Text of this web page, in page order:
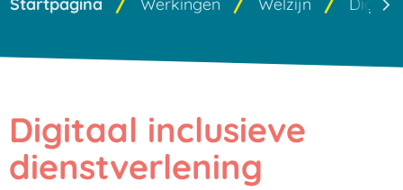
Startpagina Werkingen Welzijn
Digitaal inclusieve
dienstverlening